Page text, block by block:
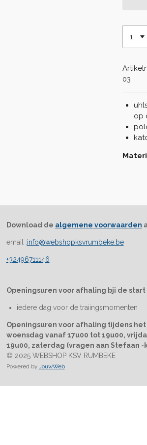
03
op
Download de algemene voorwaarden
email :info@webshopksvrumbeke.be
+32496711146
Openingsuren voor afhaling bji de start
iedere dag voor de traiingsmomenten
Openingsuren voor afhaling tijdens het
woensdag vanaf 17u00 tot 19u00,
19u00, zaterdag (vragen aan Stefaan
© 2025 WEBSHOP KSV RUMBEKE
Powered by JouwWeb